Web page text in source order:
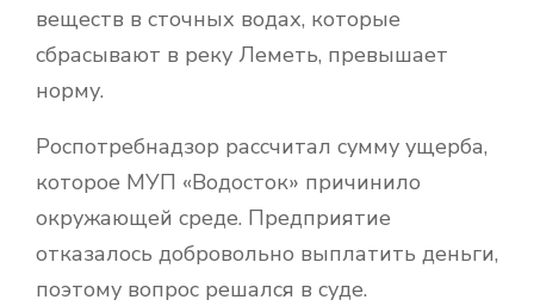
веществ в сточных водах, которые
сбрасывают в реку Леметь, превышает
норму.
Роспотребнадзор рассчитал сумму ущерба,
которое МУП «Водосток» причинило
окружающей среде. Предприятие
отказалось добровольно выплатить деньги,
поэтому вопрос решался в суде.